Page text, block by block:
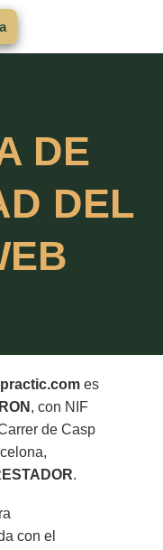
DE
DEL
es
, con NIF
de Casp
.
con el